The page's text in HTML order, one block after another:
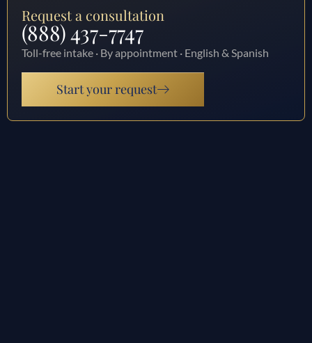
Request a consultation
(888) 437-7747
Toll-free intake · By appointment · English & Spanish
Start your request